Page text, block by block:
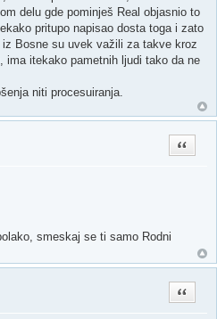
delu gde pominješ Real objasnio to
pritupo napisao dosta toga i zato
Bosne su uvek važili za takve kroz
itekako pametnih ljudi tako da ne
niti procesuiranja.
Quote
smeskaj se ti samo Rodni
Quote